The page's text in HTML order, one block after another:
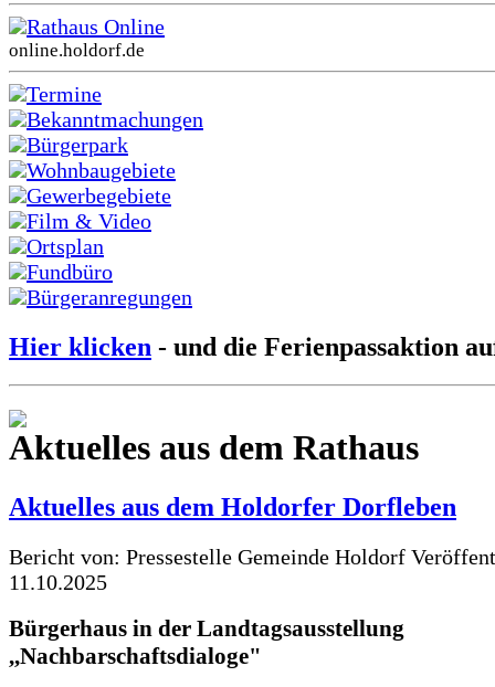
Rathaus Online
online.holdorf.de
Termine
Bekanntmachungen
Bürgerpark
Wohnbaugebiete
Gewerbegebiete
Film & Video
Ortsplan
Fundbüro
Bürgeranregungen
Hier klicken - und die Ferienpassaktion
Aktuelles aus dem Rathaus
Aktuelles aus dem Holdorfer Dorfleben
Bericht von: Pressestelle Gemeinde Holdorf
11.10.2025
Bürgerhaus in der Landtagsausstellung
,,Nachbarschaftsdialoge"